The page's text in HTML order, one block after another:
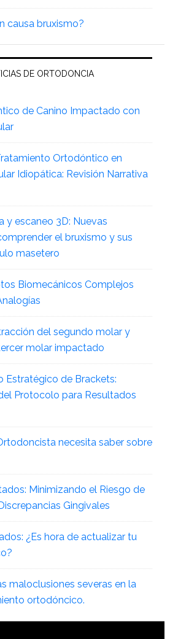
causa bruxismo?
DE ORTODONCIA
de Canino Impactado con
Ortodóntico en
Idiopática: Revisión Narrativa
y escaneo 3D: Nuevas
el bruxismo y sus
masetero
Biomecánicos Complejos
del segundo molar y
molar impactado
Estratégico de Brackets:
Protocolo para Resultados
necesita saber sobre
Minimizando el Riesgo de
Gingivales
¿Es hora de actualizar tu
maloclusiones severas en la
ortodóncico.